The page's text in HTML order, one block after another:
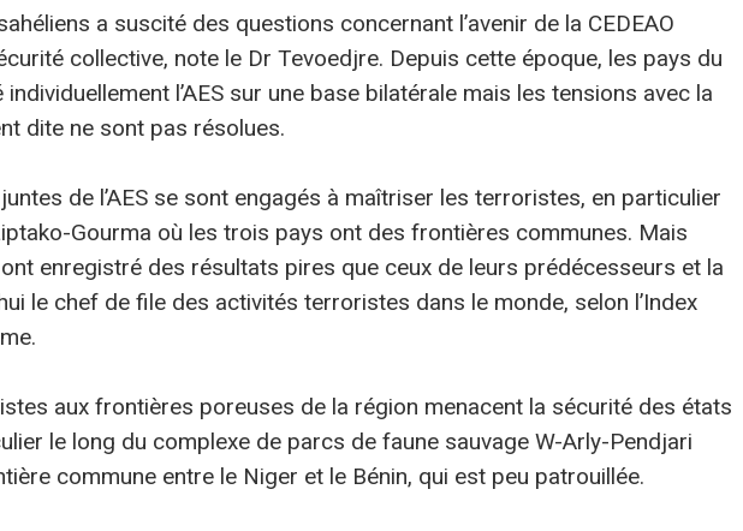
a suscité des questions concernant l’avenir de la CEDEAO
collective, note le Dr Tevoedjre. Depuis cette époque, les pays du
l’AES sur une base bilatérale mais les tensions avec la
dite ne sont pas résolues.
de l’AES se sont engagés à maîtriser les terroristes, en particulier
Gourma où les trois pays ont des frontières communes. Mais
ont enregistré des résultats pires que ceux de leurs prédécesseurs et la
le chef de file des activités terroristes dans le monde, selon l’Index
aux frontières poreuses de la région menacent la sécurité des états
le long du complexe de parcs de faune sauvage W-Arly-Pendjari
commune entre le Niger et le Bénin, qui est peu patrouillée.